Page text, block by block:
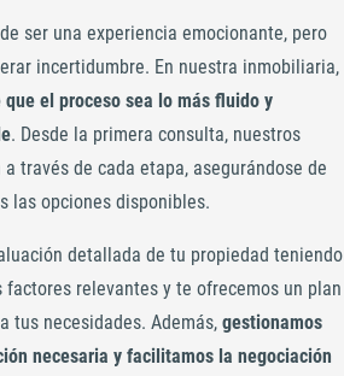
ser una experiencia emocionante, pero
incertidumbre. En nuestra inmobiliaria,
que el proceso sea lo más fluido y
. Desde la primera consulta, nuestros
través de cada etapa, asegurándose de
las opciones disponibles.
detallada de tu propiedad teniendo
factores relevantes y te ofrecemos un plan
tus necesidades. Además,gestionamos
necesaria y facilitamos la negociación